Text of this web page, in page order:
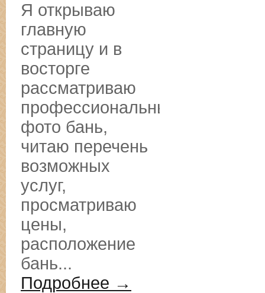
Я открываю
главную
страницу и в
восторге
рассматриваю
профессиональные
фото бань,
читаю перечень
возможных
услуг,
просматриваю
цены,
расположение
бань...
Подробнее →